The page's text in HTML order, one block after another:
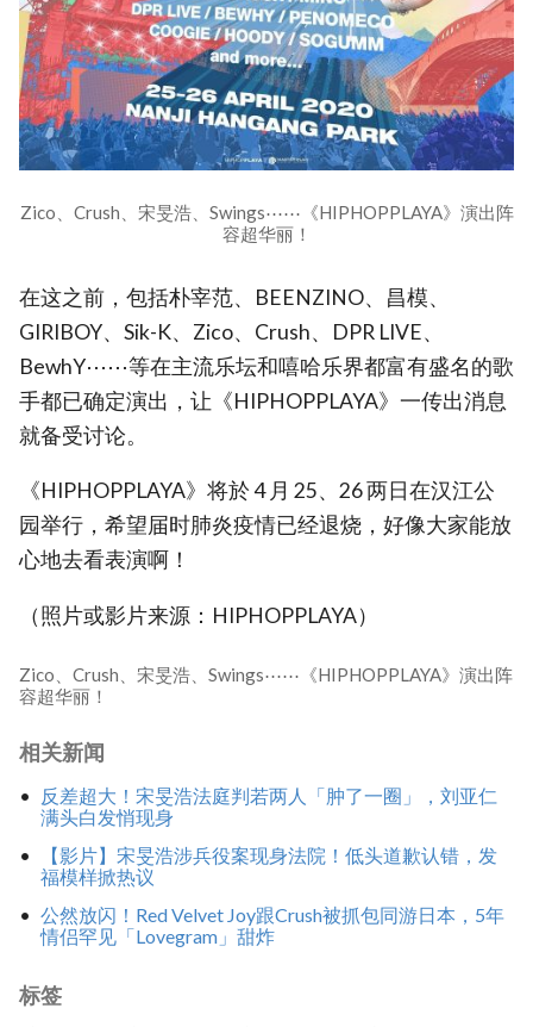
Zico、Crush、宋旻浩、Swings⋯⋯《HIPHOPPLAYA》演出阵
容超华丽！
在这之前，包括朴宰范、BEENZINO、昌模、
GIRIBOY、Sik-K、Zico、Crush、DPR LIVE、
BewhY⋯⋯等在主流乐坛和嘻哈乐界都富有盛名的歌
手都已确定演出，让《HIPHOPPLAYA》一传出消息
就备受讨论。
《HIPHOPPLAYA》将於 4 月 25、26 两日在汉江公
园举行，希望届时肺炎疫情已经退烧，好像大家能放
心地去看表演啊！
（照片或影片来源：HIPHOPPLAYA）
Zico、Crush、宋旻浩、Swings⋯⋯《HIPHOPPLAYA》演出阵
容超华丽！
相关新闻
反差超大！宋旻浩法庭判若两人「肿了一圈」，刘亚仁
满头白发悄现身
【影片】宋旻浩涉兵役案现身法院！低头道歉认错，发
福模样掀热议
公然放闪！Red Velvet Joy跟Crush被抓包同游日本，5年
情侣罕见「Lovegram」甜炸
标签